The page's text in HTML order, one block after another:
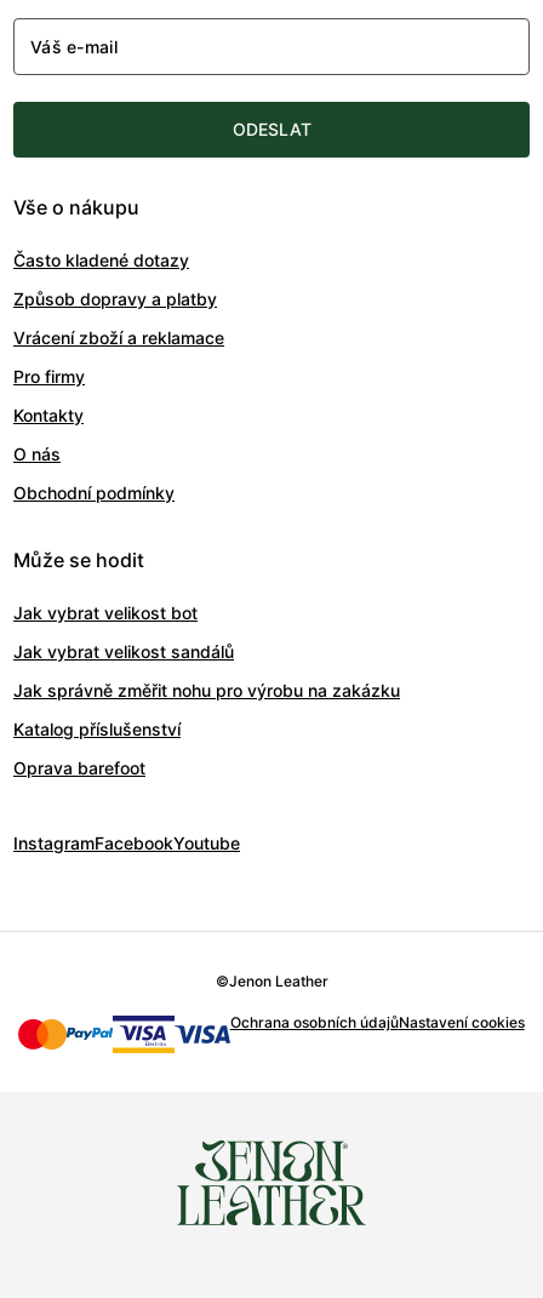
Váš e-mail
ODESLAT
Vše o nákupu
Často kladené dotazy
Způsob dopravy a platby
Vrácení zboží a reklamace
Pro firmy
Kontakty
O nás
Obchodní podmínky
Může se hodit
Jak vybrat velikost bot
Jak vybrat velikost sandálů
Jak správně změřit nohu pro výrobu na zakázku
Katalog příslušenství
Oprava barefoot
InstagramFacebookYoutube
©Jenon Leather
Ochrana osobních údajůNastavení cookies